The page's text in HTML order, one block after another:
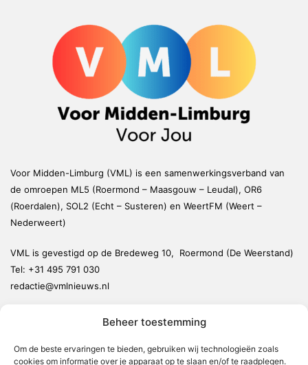
Beheer toestemming
Om de beste ervaringen te bieden, gebruiken wij technologieën zoals
cookies om informatie over je apparaat op te slaan en/of te raadplegen.
Voor Midden-Limburg (VML) is een samenwerkingsverband van
de omroepen ML5 (Roermond – Maasgouw – Leudal), OR6
(Roerdalen), SOL2 (Echt – Susteren) en WeertFM (Weert –
Nederweert)
VML is gevestigd op de Bredeweg 10, Roermond (De Weerstand)
Tel: +31 495 791 030
redactie@vmlnieuws.nl